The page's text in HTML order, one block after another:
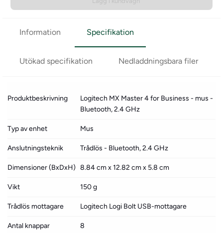
Information Specifikation
Utökad specifikation Nedladdningsbara filer
Produktbeskrivning
Logitech MX Master 4 for Business - mus -
Bluetooth, 2.4 GHz
Typ av enhet Mus
Anslutningsteknik Trådlös - Bluetooth, 2.4 GHz
Dimensioner (BxDxH) 8.84 cm x 12.82 cm x 5.8 cm
Vikt 150 g
Trådlös mottagare Logitech Logi Bolt USB-mottagare
Antal knappar 8